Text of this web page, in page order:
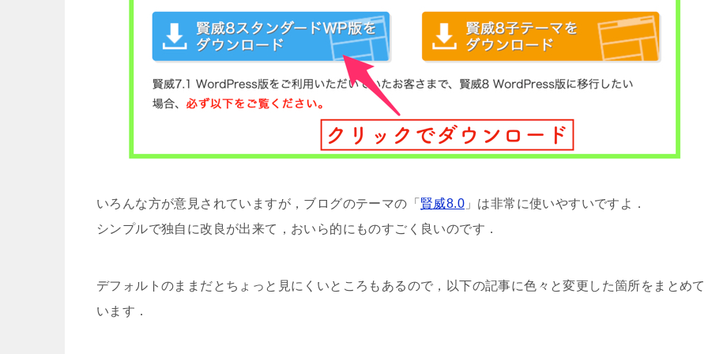
いろんな方が意見されていますが，ブログのテーマの 「 賢威8.0 」は非常に使いやすいですよ．
シンプルで独自に改良が出来て，おいら的にものすごく良いのです．
デフォルトのままだとちょっと見にくいところもあるので，以下の記事に色々と変更した箇所をまとめて
います．